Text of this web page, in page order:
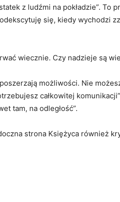
z ludźmi na pokładzie”. To
się, kiedy wychodzi
wiecznie. Czy nadzieje są
możliwości. Nie
całkowitej
tam, na odległość”.
strona Księżyca również